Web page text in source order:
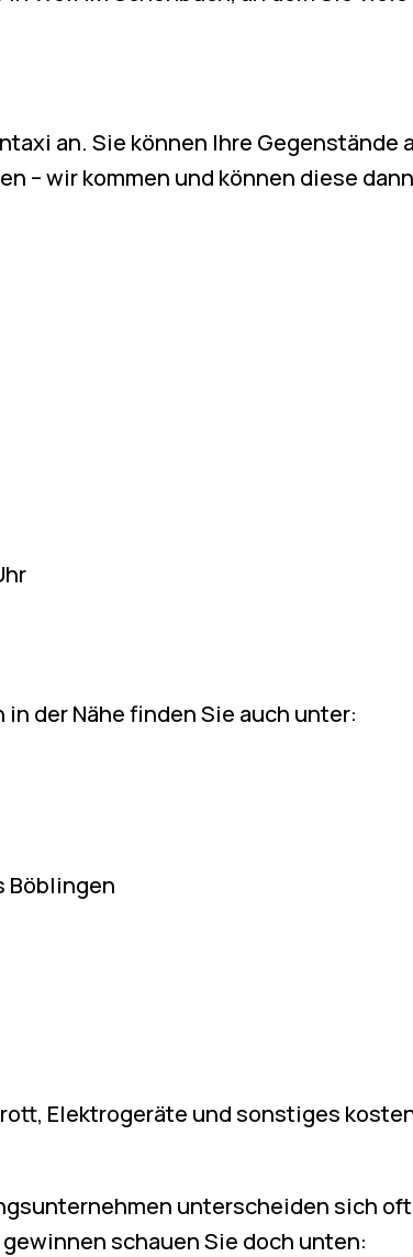
an. Sie können Ihre Gegenstände
– wir kommen und können diese
der Nähe finden Sie auch unter:
Böblingen
Elektrogeräte und sonstiges
unterscheiden sich
schauen Sie doch unten: